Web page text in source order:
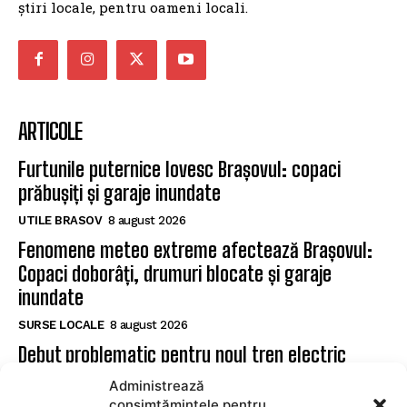
Administrează
știri locale, pentru oameni locali.
ARTICOLE
Furtunile puternice lovesc Brașovul: copaci
prăbușiți și garaje inundate
UTILE BRASOV 8 august 2026
Fenomene meteo extreme afectează Brașovul:
Copaci doborâți, drumuri blocate și garaje
inundate
SURSE LOCALE 8 august 2026
Debut problematic pentru noul tren electric
PESA: sosire cu întârziere la Brașov